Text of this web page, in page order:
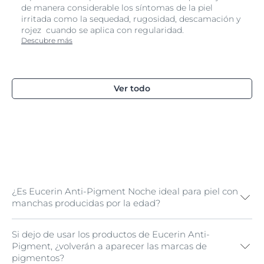
de manera considerable los síntomas de la piel
irritada como la sequedad, rugosidad, descamación y
rojez cuando se aplica con regularidad.
Descubre más
Ver todo
¿Es Eucerin Anti-Pigment Noche ideal para piel con
manchas producidas por la edad?
Sí. Eucerin Anti-Pigment Noche se puede usar para
reducir muchos de los distintos tipos de
hiperpigmentación, entre ellos las
Si dejo de usar los productos de Eucerin Anti-
Pigment, ¿volverán a aparecer las marcas de
pigmentos?